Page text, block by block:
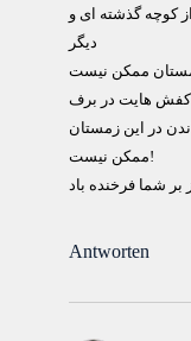
از کوچه گذشته ای و
دیگر
ممکن نیست
کفش هایت در برف
در این زمستان
ممکن نیست!
بر شما فرخنده باد
Antworten